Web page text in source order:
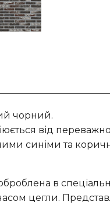
чорний.
від
синіми та
в
цегли.